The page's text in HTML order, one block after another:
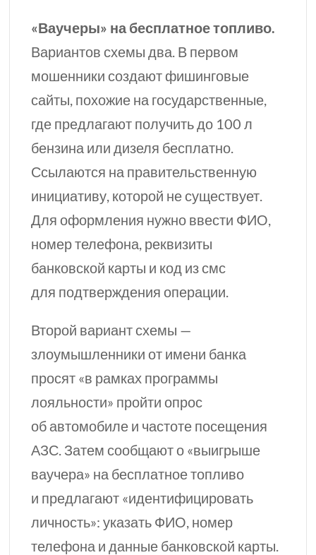
«Ваучеры» на бесплатное топливо.
Вариантов схемы два. В первом
мошенники создают фишинговые
сайты, похожие на государственные,
где предлагают получить до 100 л
бензина или дизеля бесплатно.
Ссылаются на правительственную
инициативу, которой не существует.
Для оформления нужно ввести ФИО,
номер телефона, реквизиты
банковской карты и код из смс
для подтверждения операции.
Второй вариант схемы —
злоумышленники от имени банка
просят «в рамках программы
лояльности» пройти опрос
об автомобиле и частоте посещения
АЗС. Затем сообщают о «выигрыше
ваучера» на бесплатное топливо
и предлагают «идентифицировать
личность»: указать ФИО, номер
телефона и данные банковской карты.